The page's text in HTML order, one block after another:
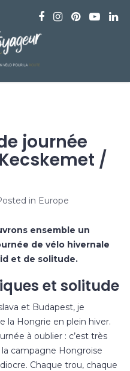
journée
/
in Europe
ensemble un
de vélo hivernale
et de solitude.
et solitude
et Budapest, je
la Hongrie en plein hiver.
à oublier : c’est très
campagne Hongroise
Chaque trou, chaque